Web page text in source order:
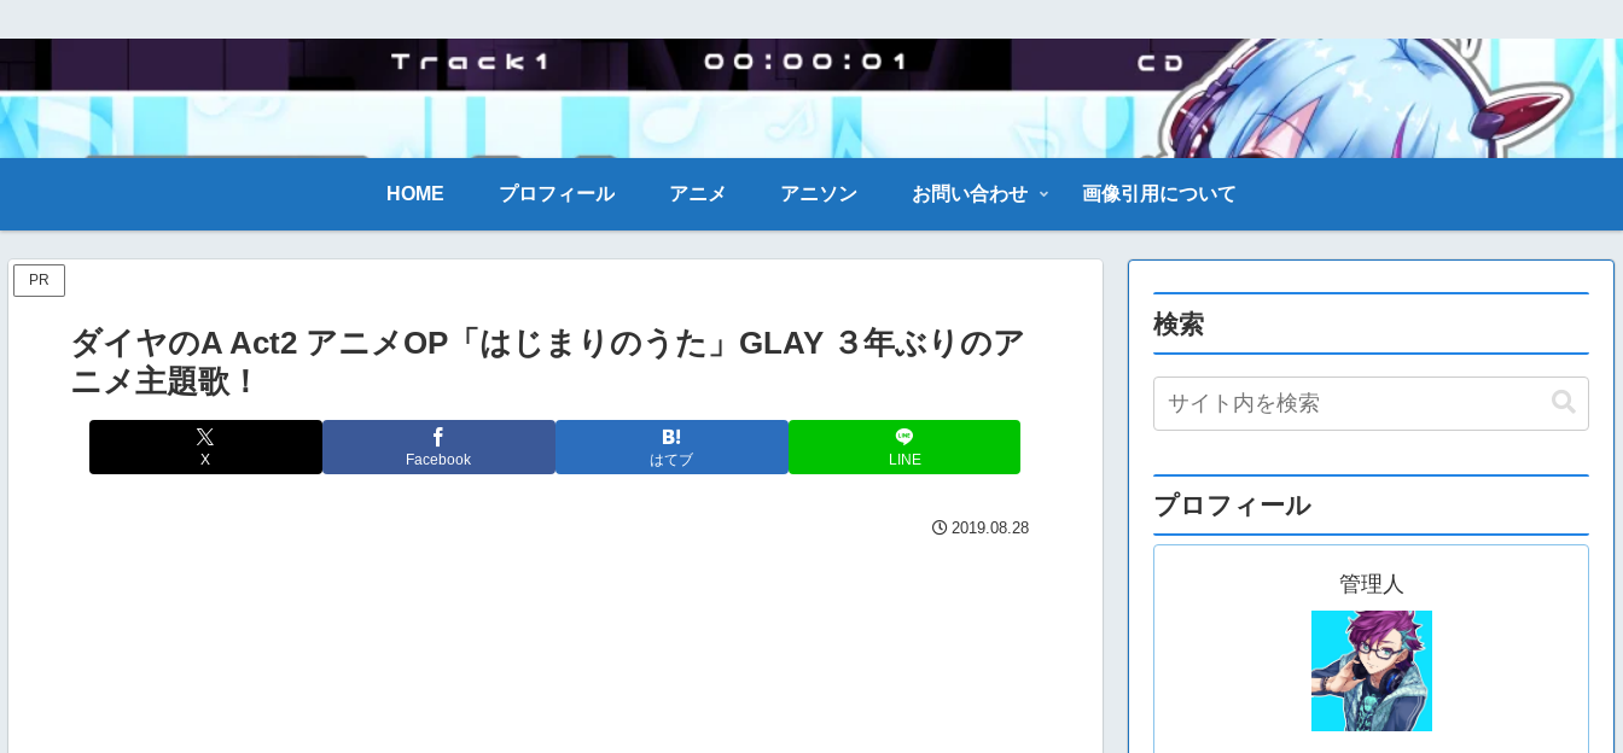
HOME プロフィール アニメ アニソン お問い合わせ 画像引用について
PR
ダイヤのA Act2 アニメOP「はじまりのうた」GLAY ３年ぶりのア
ニメ主題歌！
X Facebook はてブ LINE
2019.08.28
検索
プロフィール
管理人